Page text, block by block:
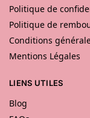
Politique de
Politique de
Conditions
Mentions Légales
LIENS UTILES
Blog